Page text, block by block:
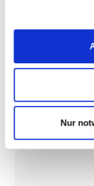
Nur
-
24-01-17
20-06-26